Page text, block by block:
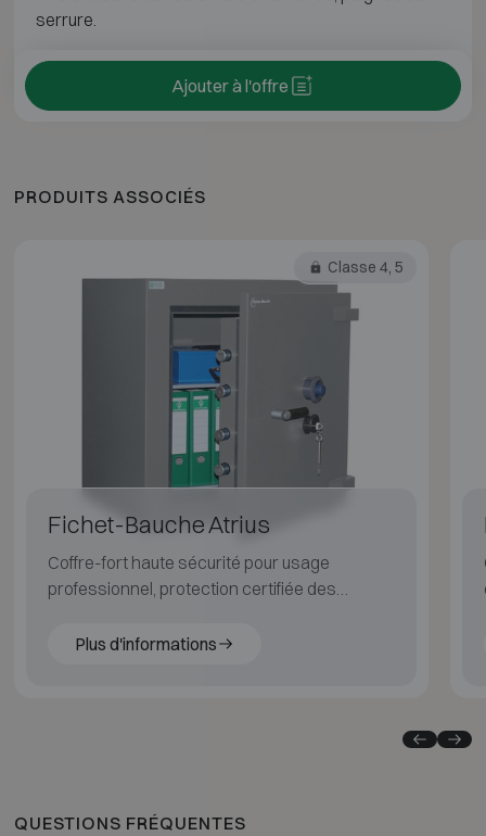
serrure.
Ajouter à l'offre
PRODUITS ASSOCIÉS
Classe 4, 5
Fichet-Bauche Atrius
Coffre-fort haute sécurité pour usage
professionnel, protection certifiée des
Plus d'informations
QUESTIONS FRÉQUENTES